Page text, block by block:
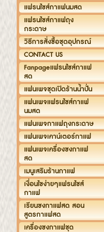
แฟรนไชส์กาแฟนมสด
แฟรนไชส์กาแฟถุง
กระดาษ
วิธีการสั่งซื้อชุดอุปกรณ์
CONTACT US
Fanpageแฟรนไชส์กาแฟ
สด
แฟนเพจชุดเปิดร้านน้ำปั่น
แฟนเพจแฟรนไชส์กาแฟ
นมสด
แฟนเพจกาแฟถุงกระดาษ
แฟนเพจเคาน์เตอร์กาแฟ
แฟนเพจเครื่องชงกาแฟ
สด
เมนูเสริมร้านกาแฟ
เงื่อนไขง่ายๆแฟรนไชส์
กาแฟ
เรียนชงกาแฟสด สอน
สูตรกาแฟสด
เครื่องชงกาแฟชุด